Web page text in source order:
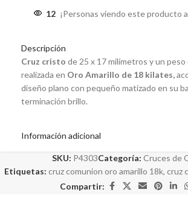
12 ¡Personas viendo este producto
Descripción
Cruz cristo de 25 x 17 milímetros y un peso
realizada en Oro Amarillo de 18 kilates,
diseño plano con pequeño matizado en su
terminación brillo.
Información adicional
SKU: P4303Categoría: Cruces de
Etiquetas: cruz comunion oro amarillo 18k, cruz
Compartir: